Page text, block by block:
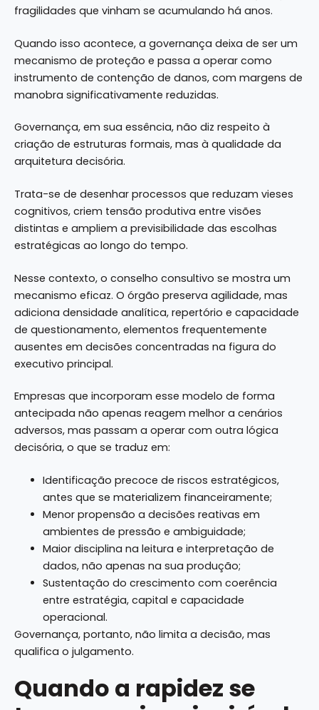
fragilidades que vinham se acumulando há anos.
Quando isso acontece, a governança deixa de ser um
mecanismo de proteção e passa a operar como
instrumento de contenção de danos, com margens de
manobra significativamente reduzidas.
Governança, em sua essência, não diz respeito à
criação de estruturas formais, mas à qualidade da
arquitetura decisória.
Trata-se de desenhar processos que reduzam vieses
cognitivos, criem tensão produtiva entre visões
distintas e ampliem a previsibilidade das escolhas
estratégicas ao longo do tempo.
Nesse contexto, o conselho consultivo se mostra um
mecanismo eficaz. O órgão preserva agilidade, mas
adiciona densidade analítica, repertório e capacidade
de questionamento, elementos frequentemente
ausentes em decisões concentradas na figura do
executivo principal.
Empresas que incorporam esse modelo de forma
antecipada não apenas reagem melhor a cenários
adversos, mas passam a operar com outra lógica
decisória, o que se traduz em:
Identificação precoce de riscos estratégicos,
antes que se materializem financeiramente;
Menor propensão a decisões reativas em
ambientes de pressão e ambiguidade;
Maior disciplina na leitura e interpretação de
dados, não apenas na sua produção;
Sustentação do crescimento com coerência
entre estratégia, capital e capacidade
operacional.
Governança, portanto, não limita a decisão, mas
qualifica o julgamento.
Quando a rapidez se